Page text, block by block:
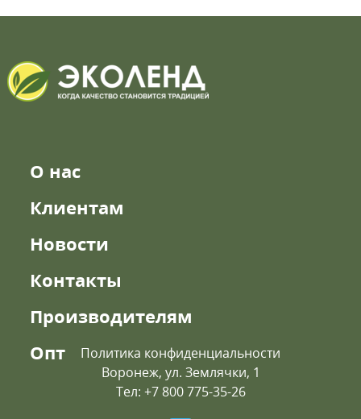
О нас
Клиентам
Новости
Контакты
Производителям
Опт
Политика конфиденциальности
Воронеж, ул. Землячки, 1
Тел: +7 800 775-35-26